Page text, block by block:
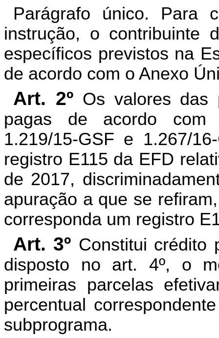
Parágrafo único. Para
instrução, o contribuinte
específicos previstos na
de acordo com o Anexo
Art. 2º Os valores das
pagas de acordo com
1.219/15-GSF e 1.267/
registro E115 da EFD
de 2017,
apuração a que se
corresponda um registro
Art. 3º Constitui crédito
disposto no art. 4º, o
primeiras parcelas
percentual
subprograma.